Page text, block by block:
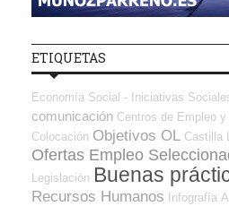
ETIQUETAS
Economía Social - Iniciativas
comunicación Centros de Empleo y
Colocación Objetivos OL Castilla
Ofertas Empleo
Legislación Buenas
Recursos Humanos Infografía